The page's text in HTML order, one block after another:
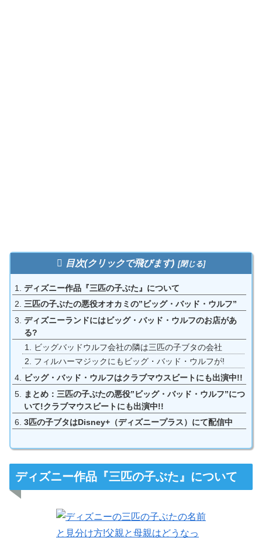
目次(クリックで飛びます)
ディズニー作品『三匹の子ぶた』について
三匹の子ぶたの悪役オオカミの”ビッグ・バッド・ウルフ”
ディズニーランドにはビッグ・バッド・ウルフのお店があ
る?
ビッグバッドウルフ会社の隣は三匹の子ブタの会社
フィルハーマジックにもビッグ・バッド・ウルフが!
ビッグ・バッド・ウルフはクラブマウスビートにも出演中!!
まとめ：三匹の子ぶたの悪役”ビッグ・バッド・ウルフ”につ
いて!クラブマウスビートにも出演中!!
3匹の子ブタはDisney+（ディズニープラス）にて配信中
ディズニー作品『三匹の子ぶた』について